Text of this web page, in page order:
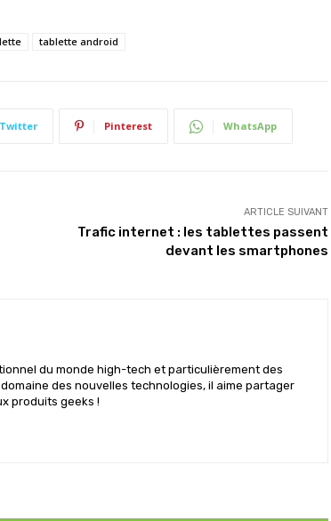
tablette android
Twitter Pinterest WhatsApp
ARTICLE SUIVANT
Trafic internet : les tablettes passent
devant les smartphones
du monde high-tech et particulièrement des
des nouvelles technologies, il aime partager
produits geeks !